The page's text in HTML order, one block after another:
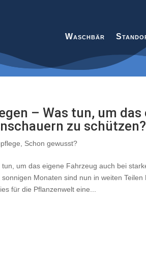
Waschbär
– Was tun, um
zu schützen?
Schon gewusst?
tun, um das eigene Fahrzeug auch bei
Monaten sind nun in weiten
für die Pflanzenwelt eine...